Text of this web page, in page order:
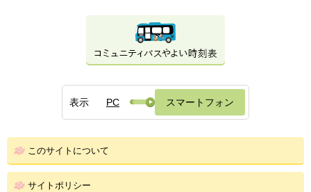
表示 PC スマートフォン
このサイトについて
サイトポリシー